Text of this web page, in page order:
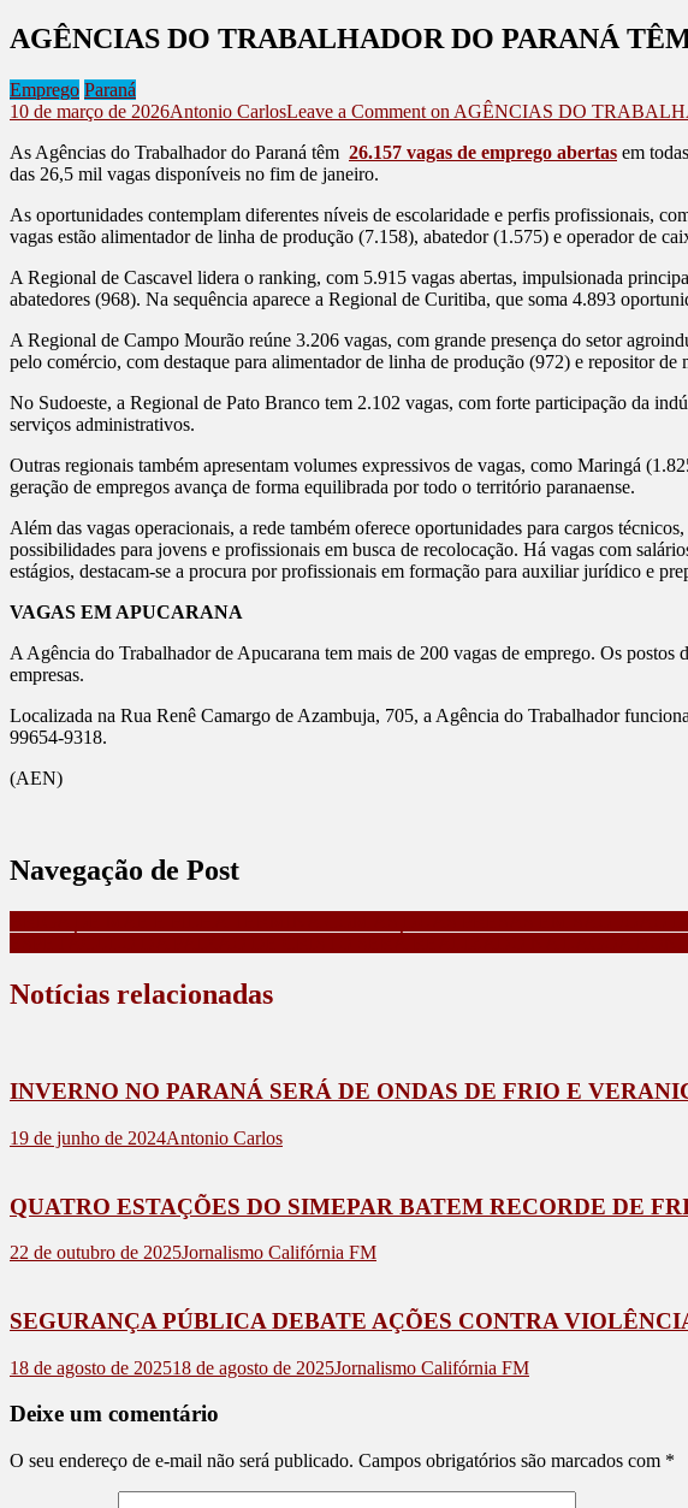
AGÊNCIAS DO TRABALHADOR DO PARANÁ
Emprego Paraná
10 de março de 2026Antonio CarlosLeave a Comment on AGÊNCIAS DO
As Agências do Trabalhador do Paraná têm 26.157 vagas de emprego abertas em
das 26,5 mil vagas disponíveis no fim de janeiro.
As oportunidades contemplam diferentes níveis de escolaridade e perfis profissionais,
vagas estão alimentador de linha de produção (7.158), abatedor (1.575) e operador de
A Regional de Cascavel lidera o ranking, com 5.915 vagas abertas, impulsionada
abatedores (968). Na sequência aparece a Regional de Curitiba, que soma 4.893
A Regional de Campo Mourão reúne 3.206 vagas, com grande presença do setor
pelo comércio, com destaque para alimentador de linha de produção (972) e repositor de
No Sudoeste, a Regional de Pato Branco tem 2.102 vagas, com forte participação da
serviços administrativos.
Outras regionais também apresentam volumes expressivos de vagas, como Maringá
geração de empregos avança de forma equilibrada por todo o território paranaense.
Além das vagas operacionais, a rede também oferece oportunidades para cargos
possibilidades para jovens e profissionais em busca de recolocação. Há vagas com
estágios, destacam-se a procura por profissionais em formação para auxiliar jurídico e
VAGAS EM APUCARANA
A Agência do Trabalhador de Apucarana tem mais de 200 vagas de emprego. Os postos
empresas.
Localizada na Rua Renê Camargo de Azambuja, 705, a Agência do Trabalhador
99654-9318.
(AEN)
Navegação de Post
Notícias relacionadas
INVERNO NO PARANÁ SERÁ DE ONDAS DE FRIO E
19 de junho de 2024Antonio Carlos
QUATRO ESTAÇÕES DO SIMEPAR BATEM RECORDE DE
22 de outubro de 2025Jornalismo Califórnia FM
SEGURANÇA PÚBLICA DEBATE AÇÕES CONTRA
18 de agosto de 202518 de agosto de 2025Jornalismo Califórnia FM
Deixe um comentário
O seu endereço de e-mail não será publicado. Campos obrigatórios são marcados com *